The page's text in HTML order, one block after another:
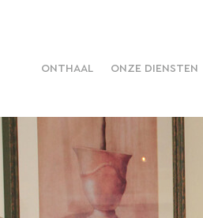
ONTHAAL ONZE DIENSTEN